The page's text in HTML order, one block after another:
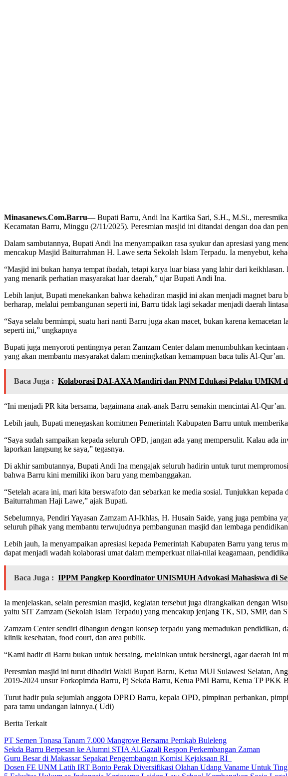
Minasanews.Com.Barru— Bupati Barru, Andi Ina Kartika Sari, S.H., M.Si.,
Kecamatan Barru, Minggu (2/11/2025). Peresmian masjid ini ditandai dengan doa dan
Dalam sambutannya, Bupati Andi Ina menyampaikan rasa syukur dan apresiasi yang
mencakup Masjid Baiturrahman H. Lawe serta Sekolah Islam Terpadu. Ia menyebut,
“Masjid ini bukan hanya tempat ibadah, tetapi karya luar biasa yang lahir dari
yang menarik perhatian masyarakat luar daerah,” ujar Bupati Andi Ina.
Lebih lanjut, Bupati menekankan bahwa kehadiran masjid ini akan menjadi magnet
berharap, melalui pembangunan seperti ini, Barru tidak lagi sekadar menjadi daerah
“Saya selalu bermimpi, suatu hari nanti Barru juga akan macet, bukan karena
seperti ini,” ungkapnya
Bupati juga menyoroti pentingnya peran Zamzam Center dalam menumbuhkan
yang akan membantu masyarakat dalam meningkatkan kemampuan baca tulis Al-Qur’an.
Baca Juga : Kolaborasi DAI-AXA Mandiri dan PNM Edukasi Pelaku UMKM
“Ini menjadi PR kita bersama, bagaimana anak-anak Barru semakin mencintai Al-
Lebih jauh, Bupati menegaskan komitmen Pemerintah Kabupaten Barru untuk
“Saya sudah sampaikan kepada seluruh OPD, jangan ada yang mempersulit. Kalau ada
laporkan langsung ke saya,” tegasnya.
Di akhir sambutannya, Bupati Andi Ina mengajak seluruh hadirin untuk turut
bahwa Barru kini memiliki ikon baru yang membanggakan.
“Setelah acara ini, mari kita berswafoto dan sebarkan ke media sosial. Tunjukkan
Baiturrahman Haji Lawe,” ajak Bupati.
Sebelumnya, Pendiri Yayasan Zamzam Al-Ikhlas, H. Husain Saide, yang juga pembina
seluruh pihak yang membantu terwujudnya pembangunan masjid dan lembaga
Lebih jauh, Ia menyampaikan apresiasi kepada Pemerintah Kabupaten Barru yang terus
dapat menjadi wadah kolaborasi umat dalam memperkuat nilai-nilai keagamaan,
Baca Juga : IPPM Pangkep Koordinator UNISMUH Advokasi Mahasiswa di
Ia menjelaskan, selain peresmian masjid, kegiatan tersebut juga dirangkaikan dengan
yaitu SIT Zamzam (Sekolah Islam Terpadu) yang mencakup jenjang TK, SD, SMP, dan
Zamzam Center sendiri dibangun dengan konsep terpadu yang memadukan
klinik kesehatan, food court, dan area publik.
“Kami hadir di Barru bukan untuk bersaing, melainkan untuk bersinergi, agar daerah ini
Peresmian masjid ini turut dihadiri Wakil Bupati Barru, Ketua MUI Sulawesi Selatan,
2019-2024 unsur Forkopimda Barru, Pj Sekda Barru, Ketua PMI Barru, Ketua TP PKK
Turut hadir pula sejumlah anggota DPRD Barru, kepala OPD, pimpinan perbankan,
para tamu undangan lainnya.( Udi)
Berita Terkait
PT Semen Tonasa Tanam 7.000 Mangrove Bersama Pemkab Buleleng
Sekda Barru Berpesan ke Alumni STIA Al.Gazali Respon Perkembangan Zaman
Guru Besar di Makassar Sepakat Pengembangan Komisi Kejaksaan RI
Dosen FE UNM Latih IRT Bonto Perak Diversifikasi Olahan Udang Vaname Untuk